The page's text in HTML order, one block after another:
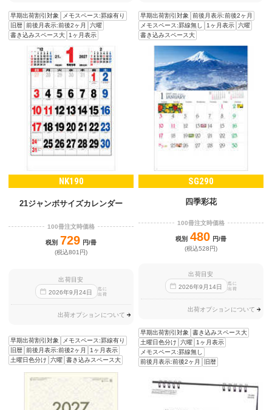
早期出荷割引対象
メモスペース:罫線有り
旧暦 前後月表示:前後2ヶ月
六曜
書き込みスペース大
1ヶ月表示
早期出荷割引対象
前後月表示:前後2ヶ月
メモスペース:罫線無し
1ヶ月表示 六曜
書き込みスペース大
NK190
21ジャンボサイズカレンダー
100冊注文時価格
税別 729 円/冊
(税込801円)
出荷目安
2026年9 月24日
迄に
出荷
出荷オプションについて
早期出荷割引対象
メモスペース:罫線有り
旧暦 前後月表示:前後2ヶ月
1ヶ月表示
土曜日色分け
六曜 書き込みスペース大
SG290
四季彩花
100冊注文時価格
税別 480 円/冊
(税込528円)
出荷目安
2026年9 月 14日
迄に
出荷
出荷オプションについて
早期出荷割引対象
書き込みスペース大
土曜日色分け
六曜
1ヶ月表示
メモスペース:罫線無し
前後月表示:前後2ヶ月
旧暦